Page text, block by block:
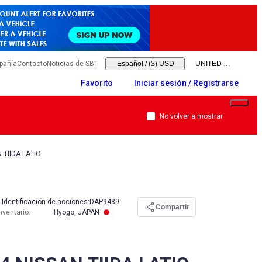
ContactoNoticias de SBT Español / ($) USD
Favorito Iniciar sesión / Registrarse
No volver a mostrar
LATIO
Identificación de acciones: DAP9439
: Hyogo, JAPAN
Compartir